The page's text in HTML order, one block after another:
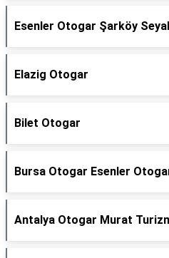
Esenler Otogar Şarköy
Elazig Otogar
Bilet Otogar
Bursa Otogar Esenler
Antalya Otogar Murat